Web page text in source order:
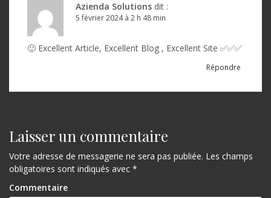
Azienda Solutions dit :
5 février 2024 à 2 h 48 min
🙂 Excellent Article, Excellent Blog , Excellent Site ✅✅✅
Répondre
Laisser un commentaire
Votre adresse de messagerie ne sera pas publiée. Les champs
obligatoires sont indiqués avec *
Commentaire